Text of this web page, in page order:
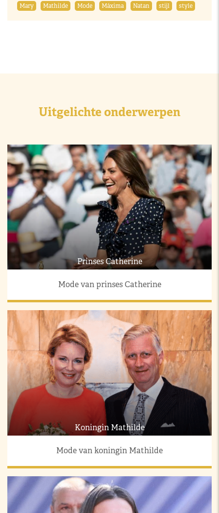
Mary
Mathilde Mode Máxima Natan stijl style
Uitgelichte onderwerpen
Prinses Catherine
Mode van prinses Catherine
Koningin Mathilde
Mode van koningin Mathilde